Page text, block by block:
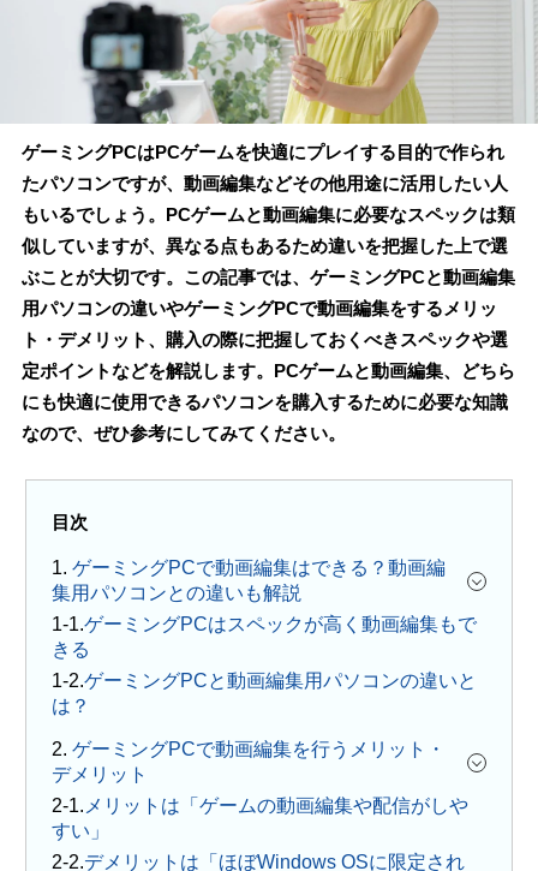
ゲーミングPCはPCゲームを快適にプレイする目的で作られ
たパソコンですが、動画編集などその他用途に活用したい人
もいるでしょう。PCゲームと動画編集に必要なスペックは類
似していますが、異なる点もあるため違いを把握した上で選
ぶことが大切です。この記事では、ゲーミングPCと動画編集
用パソコンの違いやゲーミングPCで動画編集をするメリッ
ト・デメリット、購入の際に把握しておくべきスペックや選
定ポイントなどを解説します。PCゲームと動画編集、どちら
にも快適に使用できるパソコンを購入するために必要な知識
なので、ぜひ参考にしてみてください。
目次
1. ゲーミングPCで動画編集はできる？動画編
集用パソコンとの違いも解説
ゲーミングPCはスペックが高く動画編集もで
きる
ゲーミングPCと動画編集用パソコンの違いと
は？
2. ゲーミングPCで動画編集を行うメリット・
デメリット
メリットは「ゲームの動画編集や配信がしや
すい」
デメリットは「ほぼWindows OSに限定され